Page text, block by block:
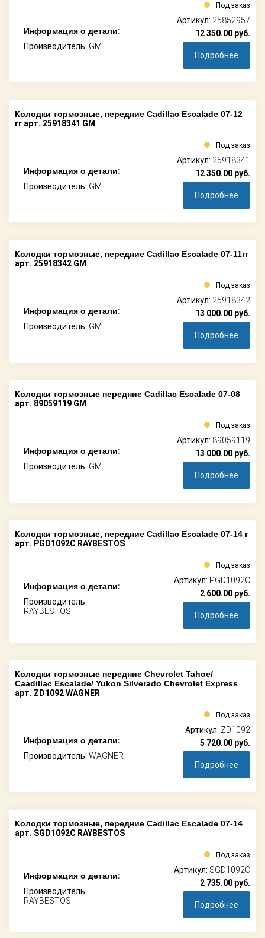
Информация о детали:
Производитель: GM
Под заказ
Артикул: 25852957
12 350.00 руб.
Подробнее
Колодки тормозные, передние Cadillac Escalade 07-12
гг арт. 25918341 GM
Информация о детали:
Производитель: GM
Под заказ
Артикул: 25918341
12 350.00 руб.
Подробнее
Колодки тормозные, передние Cadillac Escalade 07-11гг
арт. 25918342 GM
Информация о детали:
Производитель: GM
Под заказ
Артикул: 25918342
13 000.00 руб.
Подробнее
Колодки тормозные передние Cadillac Escalade 07-08
арт. 89059119 GM
Информация о детали:
Производитель: GM
Под заказ
Артикул: 89059119
13 000.00 руб.
Подробнее
Колодки тормозные, передние Cadillac Escalade 07-14 г
арт. PGD1092C RAYBESTOS
Информация о детали:
Производитель:
RAYBESTOS
Под заказ
Артикул: PGD1092C
2 600.00 руб.
Подробнее
Колодки тормозные передние Chevrolet Tahoe/
Caadillac Escalade/ Yukon Silverado Chevrolet Express
арт. ZD1092 WAGNER
Информация о детали:
Производитель: WAGNER
Под заказ
Артикул: ZD1092
5 720.00 руб.
Подробнее
Колодки тормозные, передние Cadillac Escalade 07-14
арт. SGD1092C RAYBESTOS
Информация о детали:
Производитель:
RAYBESTOS
Под заказ
Артикул: SGD1092C
2 735.00 руб.
Подробнее